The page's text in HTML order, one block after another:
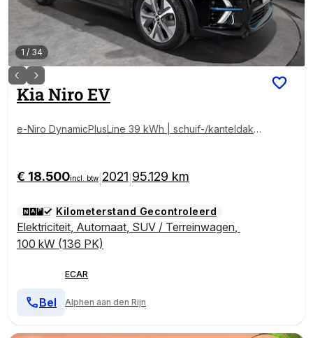
1 / 34
KiaNiro EV
e-Niro DynamicPlusLine 39 kWh | schuif-/kanteldak |
€ 18.500incl. btw 2021 95.129 km
Kilometerstand Gecontroleerd
Elektriciteit, Automaat, SUV / Terreinwagen,
100 kW (136 PK)
ECAR
Alphen aan den Rijn
Bel